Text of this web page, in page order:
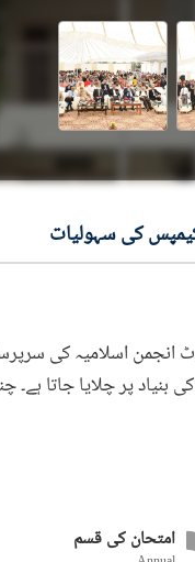
کی سہولیات
پبلک اسکول 1986 میں چنیوٹ انجمن
بنیاد پر چلایا جاتا
امتحان کی قسم